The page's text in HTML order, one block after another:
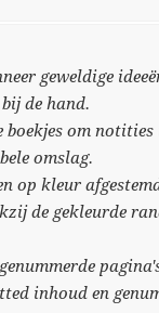
geweldige
de hand.
boekjes om
omslag.
op kleur
de gekleurde
genummerde
inhoud en